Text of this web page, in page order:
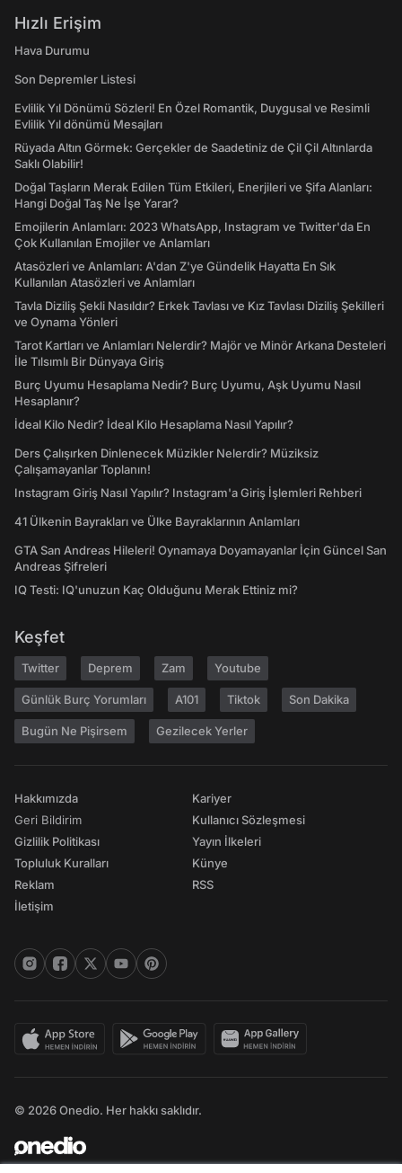
Hızlı Erişim
Hava Durumu
Son Depremler Listesi
Evlilik Yıl Dönümü Sözleri! En Özel Romantik, Duygusal ve Resimli
Evlilik Yıl dönümü Mesajları
Rüyada Altın Görmek: Gerçekler de Saadetiniz de Çil Çil Altınlarda
Saklı Olabilir!
Doğal Taşların Merak Edilen Tüm Etkileri, Enerjileri ve Şifa Alanları:
Hangi Doğal Taş Ne İşe Yarar?
Emojilerin Anlamları: 2023 WhatsApp, Instagram ve Twitter'da En
Çok Kullanılan Emojiler ve Anlamları
Atasözleri ve Anlamları: A'dan Z'ye Gündelik Hayatta En Sık
Kullanılan Atasözleri ve Anlamları
Tavla Diziliş Şekli Nasıldır? Erkek Tavlası ve Kız Tavlası Diziliş Şekilleri
ve Oynama Yönleri
Tarot Kartları ve Anlamları Nelerdir? Majör ve Minör Arkana Desteleri
İle Tılsımlı Bir Dünyaya Giriş
Burç Uyumu Hesaplama Nedir? Burç Uyumu, Aşk Uyumu Nasıl
Hesaplanır?
İdeal Kilo Nedir? İdeal Kilo Hesaplama Nasıl Yapılır?
Ders Çalışırken Dinlenecek Müzikler Nelerdir? Müziksiz
Çalışamayanlar Toplanın!
Instagram Giriş Nasıl Yapılır? Instagram'a Giriş İşlemleri Rehberi
41 Ülkenin Bayrakları ve Ülke Bayraklarının Anlamları
GTA San Andreas Hileleri! Oynamaya Doyamayanlar İçin Güncel San
Andreas Şifreleri
IQ Testi: IQ'unuzun Kaç Olduğunu Merak Ettiniz mi?
Keşfet
Twitter Deprem Zam Youtube
Günlük Burç Yorumları A101 Tiktok Son Dakika
Bugün Ne Pişirsem Gezilecek Yerler
Hakkımızda
Geri Bildirim
Gizlilik Politikası
Topluluk Kuralları
Reklam
İletişim
Kariyer
Kullanıcı Sözleşmesi
Yayın İlkeleri
Künye
RSS
© 2026 Onedio. Her hakkı saklıdır.